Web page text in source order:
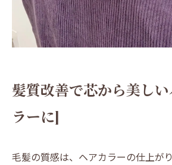
髪質改善で芯から美し
ラーに]
毛髪の質感は、ヘアカラーの仕上が